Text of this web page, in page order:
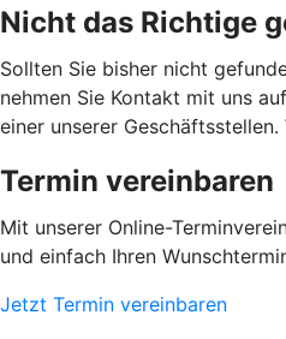
Nicht das Richtige
Sollten Sie bisher nicht
nehmen Sie Kontakt mit uns
einer unserer
Termin vereinbaren
Mit unserer Online-
und einfach Ihren
Jetzt Termin vereinbaren